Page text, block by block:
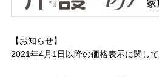
【お知らせ】
2021年4月1日以降の価格表示に関して